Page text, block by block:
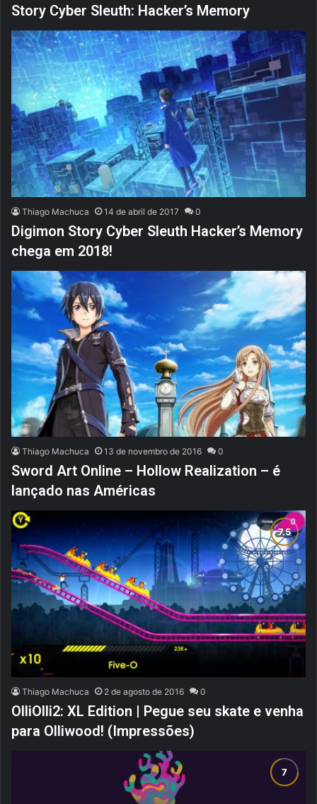
Story Cyber Sleuth: Hacker’s Memory
Thiago Machuca 14 de abril de 2017 0
Digimon Story Cyber Sleuth Hacker’s Memory
chega em 2018!
Thiago Machuca 13 de novembro de 2016 0
Sword Art Online – Hollow Realization – é
lançado nas Américas
Thiago Machuca 2 de agosto de 2016 0
OlliOlli2: XL Edition | Pegue seu skate e venha
para Olliwood! (Impressões)